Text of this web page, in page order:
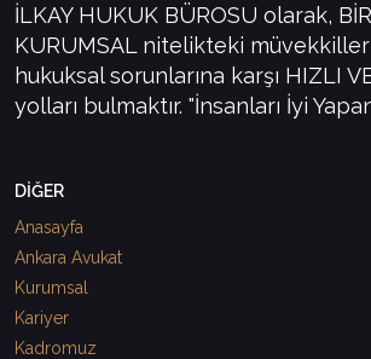
İLKAY HUKUK BÜROSU olarak,
KURUMSAL nitelikteki
hukuksal sorunlarına karşı HIZLI
yolları bulmaktır. "İnsanları İyi
DİĞER
Anasayfa
Ankara Avukat
Kurumsal
Kariyer
Kadromuz